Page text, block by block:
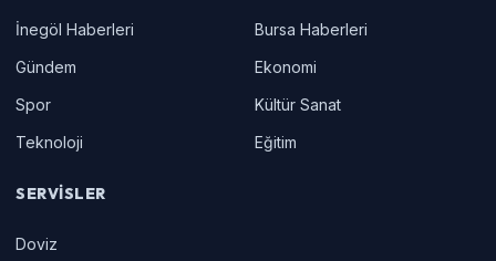
İnegöl Haberleri
Bursa Haberleri
Gündem
Ekonomi
Spor
Kültür Sanat
Teknoloji
Eğitim
SERVISLER
Doviz